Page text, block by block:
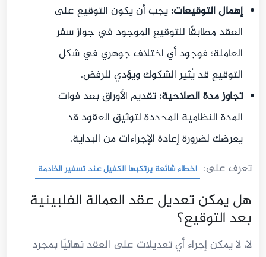
إهمال التوقيعات: يجب أن يكون التوقيع على
العقد مطابقًا للتوقيع الموجود في جواز سفر
العاملة؛ فوجود أي اختلاف جوهري في شكل
التوقيع قد يُثير الشكوك ويؤدي للرفض.
تجاوز مدة الصلاحية: تقديم الأوراق بعد فوات
المدة النظامية المحددة لتوثيق العقود قد
يعرضك لضرورة إعادة الإجراءات من البداية.
تعرف على: اخطاء شائعة يرتكبها الكفيل عند تسفير الخادمة
هل يمكن تعديل عقد العمالة الفلبينية
بعد التوقيع؟
لا، لا يمكن إجراء أي تعديلات على العقد نهائيًا بمجرد